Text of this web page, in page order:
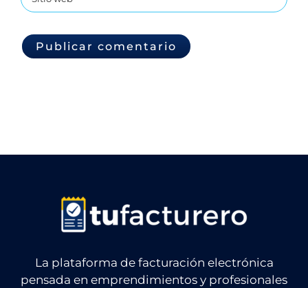
La plataforma de facturación electrónica
pensada en emprendimientos y profesionales